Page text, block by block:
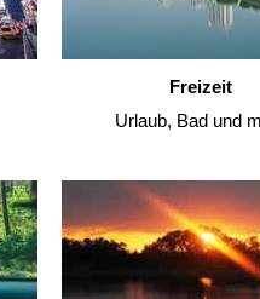
Freizeit
Urlaub, Bad und